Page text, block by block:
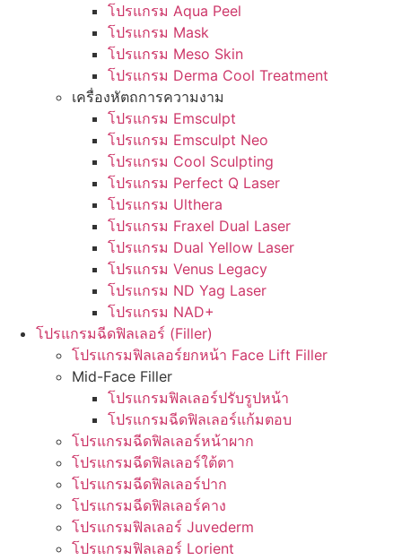
โปรแกรม Aqua Peel
โปรแกรม Mask
โปรแกรม Meso Skin
โปรแกรม Derma Cool Treatment
เครื่องหัตถการความงาม
โปรแกรม Emsculpt
โปรแกรม Emsculpt Neo
โปรแกรม Cool Sculpting
โปรแกรม Perfect Q Laser
โปรแกรม Ulthera
โปรแกรม Fraxel Dual Laser
โปรแกรม Dual Yellow Laser
โปรแกรม Venus Legacy
โปรแกรม ND Yag Laser
โปรแกรม NAD+
โปรแกรมฉีดฟิลเลอร์ (Filler)
โปรแกรมฟิลเลอร์ยกหน้า Face Lift Filler
Mid-Face Filler
โปรแกรมฟิลเลอร์ปรับรูปหน้า
โปรแกรมฉีดฟิลเลอร์แก้มตอบ
โปรแกรมฉีดฟิลเลอร์หน้าผาก
โปรแกรมฉีดฟิลเลอร์ใต้ตา
โปรแกรมฉีดฟิลเลอร์ปาก
โปรแกรมฉีดฟิลเลอร์คาง
โปรแกรมฟิลเลอร์ Juvederm
โปรแกรมฟิลเลอร์ Lorient